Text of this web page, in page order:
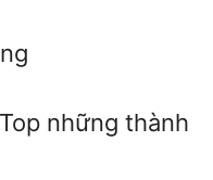
những thành